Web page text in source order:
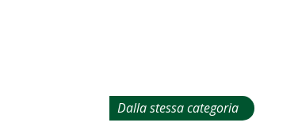
Dalla stessa categoria